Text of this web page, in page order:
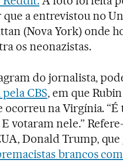
a entrevistou no
(Nova York) onde
os neonazistas.
do jornalista,
CBS, em que
ocorreu na Virgínia.
votaram nele.”
Donald Trump, que
brancos com